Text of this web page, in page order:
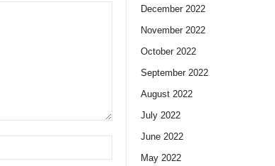
December 2022
November 2022
October 2022
September 2022
August 2022
July 2022
June 2022
May 2022